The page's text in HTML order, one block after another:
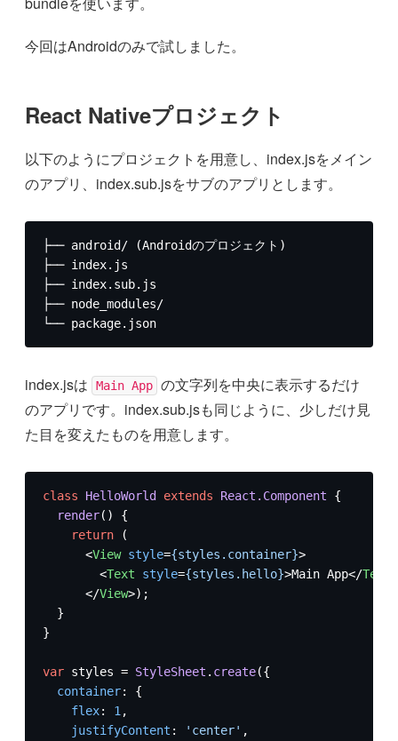
今回はAndroidのみで試しました。
React Nativeプロジェクト
以下のようにプロジェクトを用意し、index.jsをメイン
のアプリ、index.sub.jsをサブのアプリとします。
├── android/ (Androidのプロジェクト)
├── index.js
├── index.sub.js
├── node_modules/
└── package.json
index.jsは Main App の文字列を中央に表示するだけ
のアプリです。index.sub.jsも同じように、少しだけ見
た目を変えたものを用意します。
class HelloWorld extends React.Component {
render( ) {
return (
<View style={styles.container}>
<Text style={styles.hello}>Main App</Text
</View>);
  }
}
var styles = StyleSheet . create({
container: {
flex: 1 ,
justifyContent : 'center' ,